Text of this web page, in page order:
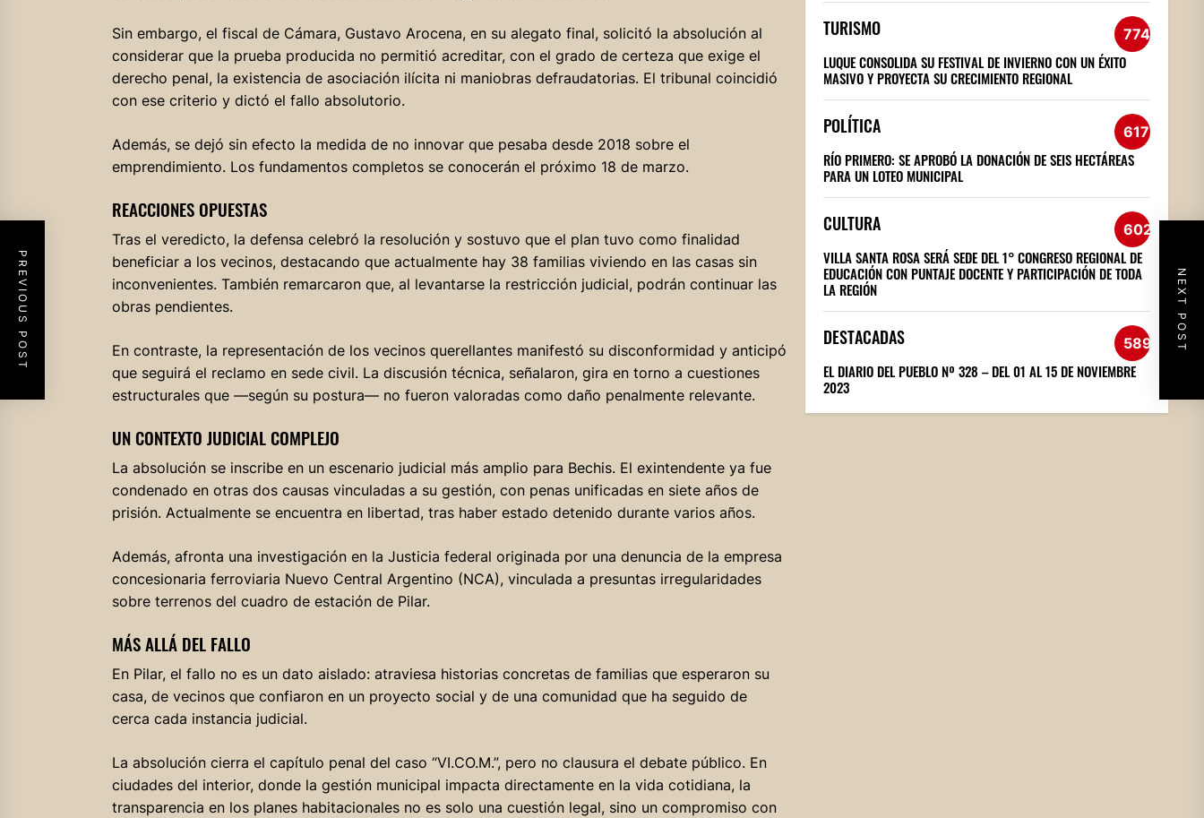
Sin embargo, el fiscal de Cámara, Gustavo Arocena, en su alegato final, solicitó la absolución al
considerar que la prueba producida no permitió acreditar, con el grado de certeza que exige el
derecho penal, la existencia de asociación ilícita ni maniobras defraudatorias. El tribunal coincidió
con ese criterio y dictó el fallo absolutorio.
Además, se dejó sin efecto la medida de no innovar que pesaba desde 2018 sobre el
emprendimiento. Los fundamentos completos se conocerán el próximo 18 de marzo.
REACCIONES OPUESTAS
Tras el veredicto, la defensa celebró la resolución y sostuvo que el plan tuvo como finalidad
beneficiar a los vecinos, destacando que actualmente hay 38 familias viviendo en las casas sin
inconvenientes. También remarcaron que, al levantarse la restricción judicial, podrán continuar las
obras pendientes.
En contraste, la representación de los vecinos querellantes manifestó su disconformidad y anticipó
que seguirá el reclamo en sede civil. La discusión técnica, señalaron, gira en torno a cuestiones
estructurales que —según su postura— no fueron valoradas como daño penalmente relevante.
UN CONTEXTO JUDICIAL COMPLEJO
La absolución se inscribe en un escenario judicial más amplio para Bechis. El exintendente ya fue
condenado en otras dos causas vinculadas a su gestión, con penas unificadas en siete años de
prisión. Actualmente se encuentra en libertad, tras haber estado detenido durante varios años.
Además, afronta una investigación en la Justicia federal originada por una denuncia de la empresa
concesionaria ferroviaria Nuevo Central Argentino (NCA), vinculada a presuntas irregularidades
sobre terrenos del cuadro de estación de Pilar.
MÁS ALLÁ DEL FALLO
En Pilar, el fallo no es un dato aislado: atraviesa historias concretas de familias que esperaron su
casa, de vecinos que confiaron en un proyecto social y de una comunidad que ha seguido de
cerca cada instancia judicial.
La absolución cierra el capítulo penal del caso “VI.CO.M.”, pero no clausura el debate público. En
ciudades del interior, donde la gestión municipal impacta directamente en la vida cotidiana, la
transparencia en los planes habitacionales no es solo una cuestión legal, sino un compromiso con
PREVIOUS POST NEXT POST
TURISMO 774
LUQUE CONSOLIDA SU FESTIVAL DE INVIERNO CON UN ÉXITO
MASIVO Y PROYECTA SU CRECIMIENTO REGIONAL
POLÍTICA 617
RÍO PRIMERO: SE APROBÓ LA DONACIÓN DE SEIS HECTÁREAS
PARA UN LOTEO MUNICIPAL
CULTURA 602
VILLA SANTA ROSA SERÁ SEDE DEL 1° CONGRESO REGIONAL DE
EDUCACIÓN CON PUNTAJE DOCENTE Y PARTICIPACIÓN DE TODA
LA REGIÓN
DESTACADAS 589
EL DIARIO DEL PUEBLO Nº 328 – DEL 01 AL 15 DE NOVIEMBRE
2023